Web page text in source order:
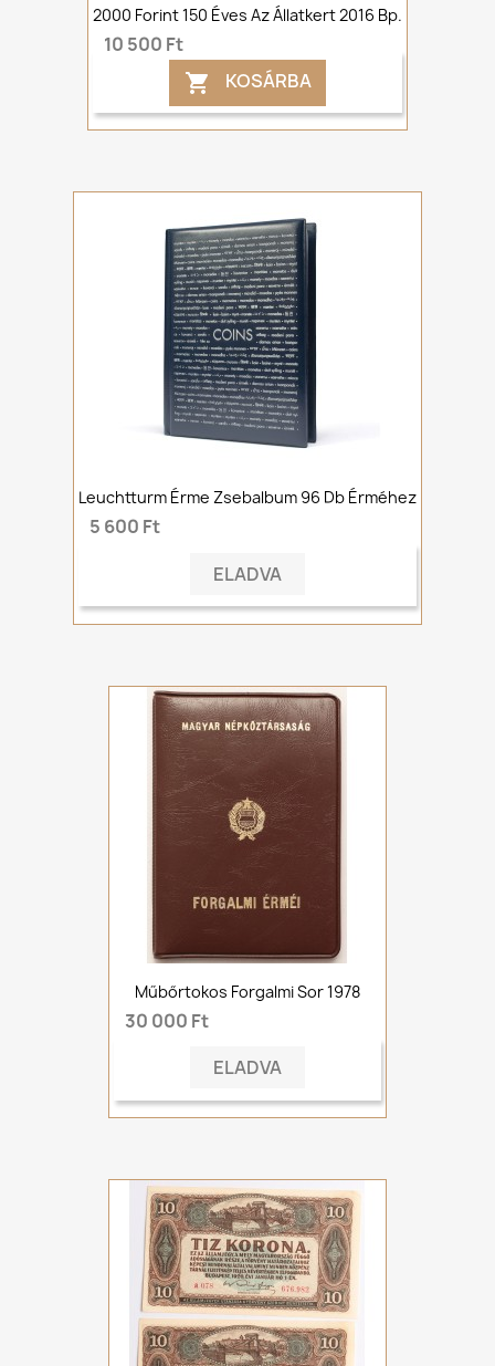
2000 Forint 150 Éves Az Állatkert 2016 Bp.
10 500 Ft
 KOSÁRBA
Leuchtturm Érme Zsebalbum 96 Db Érméhez
5 600 Ft
ELADVA
Műbőrtokos Forgalmi Sor 1978
30 000 Ft
ELADVA